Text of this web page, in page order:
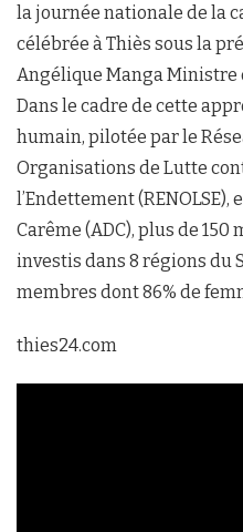
la journée nationale de la
célébrée à Thiès sous la
Angélique Manga Ministre
Dans le cadre de cette
humain, pilotée par le
Organisations de Lutte
l’Endettement
Carême (ADC), plus de 150
investis dans 8 régions du
membres dont 86% de
thies24.com